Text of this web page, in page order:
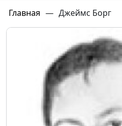
Главная — Джеймс Борг